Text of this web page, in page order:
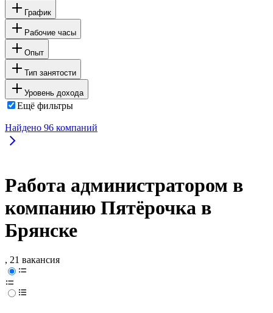
График
Рабочие часы
Опыт
Тип занятости
Уровень дохода
Ещё фильтры
Найдено 96 компаний
Работа администратором в
компанию Пятёрочка в
Брянске
, 21 вакансия